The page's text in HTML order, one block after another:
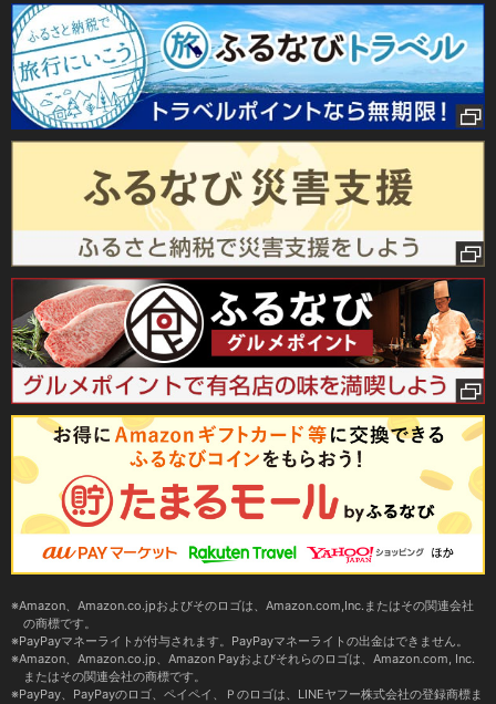
Amazon、Amazon.co.jpおよびそのロゴは、Amazon.com,Inc.またはその関連会社
の商標です。
PayPayマネーライトが付与されます。PayPayマネーライトの出金はできません。
Amazon、Amazon.co.jp、Amazon Payおよびそれらのロゴは、Amazon.com, Inc.
またはその関連会社の商標です。
PayPay、PayPayのロゴ、ペイペイ、Ｐのロゴは、LINEヤフー株式会社の登録商標ま